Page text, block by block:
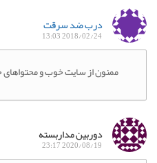
درب ضد سرقت
2018/02/24 13:03
ممنون از سایت خوب و محتواهای
دوربین مداربسته
2020/08/19 23:17